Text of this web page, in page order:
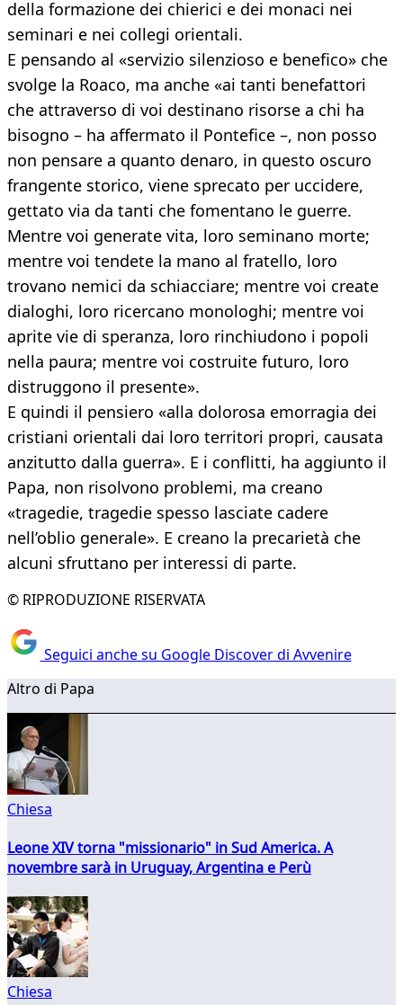
della formazione dei chierici e dei monaci nei
seminari e nei collegi orientali.
E pensando al «servizio silenzioso e benefico» che
svolge la Roaco, ma anche «ai tanti benefattori
che attraverso di voi destinano risorse a chi ha
bisogno – ha affermato il Pontefice –, non posso
non pensare a quanto denaro, in questo oscuro
frangente storico, viene sprecato per uccidere,
gettato via da tanti che fomentano le guerre.
Mentre voi generate vita, loro seminano morte;
mentre voi tendete la mano al fratello, loro
trovano nemici da schiacciare; mentre voi create
dialoghi, loro ricercano monologhi; mentre voi
aprite vie di speranza, loro rinchiudono i popoli
nella paura; mentre voi costruite futuro, loro
distruggono il presente».
E quindi il pensiero «alla dolorosa emorragia dei
cristiani orientali dai loro territori propri, causata
anzitutto dalla guerra». E i conflitti, ha aggiunto il
Papa, non risolvono problemi, ma creano
«tragedie, tragedie spesso lasciate cadere
nell’oblio generale». E creano la precarietà che
alcuni sfruttano per interessi di parte.
© RIPRODUZIONE RISERVATA
Seguici anche su Google Discover di Avvenire
Altro di Papa
Chiesa
Leone XIV torna "missionario" in Sud America. A
novembre sarà in Uruguay, Argentina e Perù
Chiesa